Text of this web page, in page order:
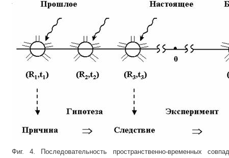
Фиг. 4. Последовательность пространственно-временных